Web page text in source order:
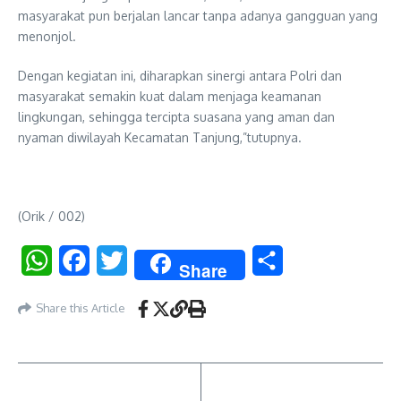
masyarakat pun berjalan lancar tanpa adanya gangguan yang
menonjol.
Dengan kegiatan ini, diharapkan sinergi antara Polri dan
masyarakat semakin kuat dalam menjaga keamanan
lingkungan, sehingga tercipta suasana yang aman dan
nyaman diwilayah Kecamatan Tanjung,”tutupnya.
(Orik / 002)
WhatsAppFacebookTwitter Share
Share this Article